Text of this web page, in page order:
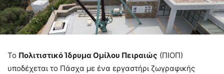
Το Πολιτιστικό Ίδρυμα Ομίλου Πειραιώς (ΠΙΟΠ)
υποδέχεται το Πάσχα με ένα εργαστήρι ζωγραφικής